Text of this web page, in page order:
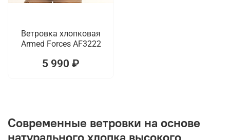
Ветровка хлопковая
Armed Forces AF3222
5 990 ₽
Современные ветровки на основе